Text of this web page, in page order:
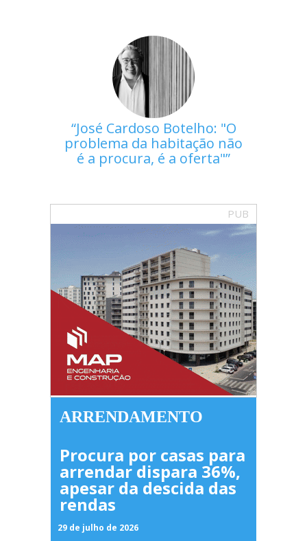
José Cardoso Botelho: "O
problema da habitação não
é a procura, é a oferta"
PUB
ARRENDAMENTO
Procura por casas para
arrendar dispara 36%,
apesar da descida das
rendas
29 de julho de 2026